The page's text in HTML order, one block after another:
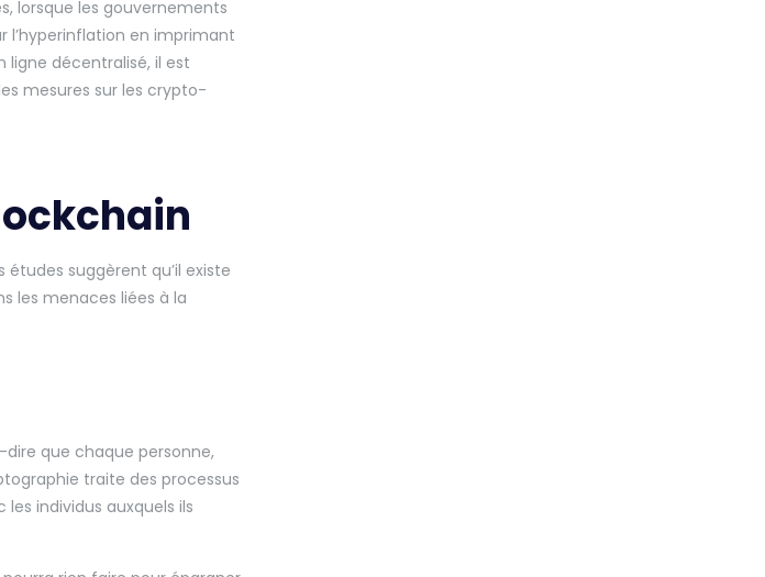
lorsque les gouvernements
l’hyperinflation en imprimant
décentralisé, il est
mesures sur les crypto-
suggèrent qu’il existe
les menaces liées à la
dire que chaque personne,
traite des processus
individus auxquels ils